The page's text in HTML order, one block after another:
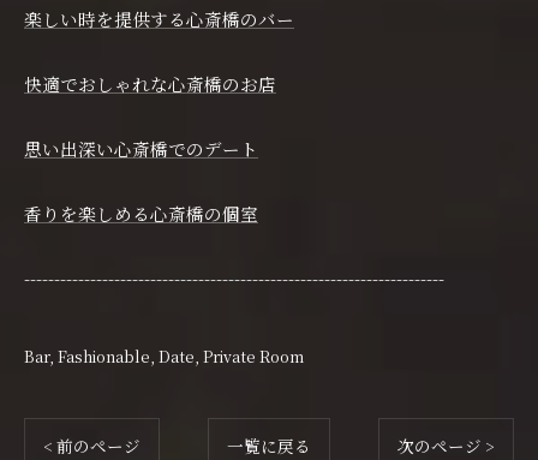
楽しい時を提供する心斎橋のバー
快適でおしゃれな心斎橋のお店
思い出深い心斎橋でのデート
香りを楽しめる心斎橋の個室
----------------------------------------------------------------------
Bar Fashionable Date Private Room
< 前のページ 一覧に戻る 次のページ >